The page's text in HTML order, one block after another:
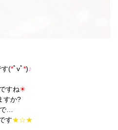
す(*ﾟvﾟ*)♪
すね☀
すか?
…
す★☆★